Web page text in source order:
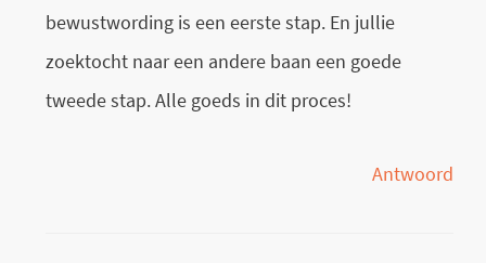
bewustwording is een eerste stap. En jullie
zoektocht naar een andere baan een goede
tweede stap. Alle goeds in dit proces!
Antwoord